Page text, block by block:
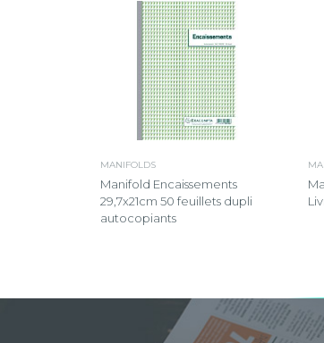
MANIFOLDS
Manifold Encaissements
29,7x21cm 50 feuillets dupli
autocopiants